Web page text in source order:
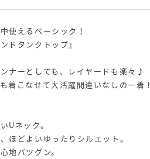
使えるベーシック！
ドタンクトップ』
ナーとしても、レイヤードも楽々♪
着こなせて大活躍間違いなしの一着！
Uネック。
ほどよいゆったりシルエット。
地バツグン。